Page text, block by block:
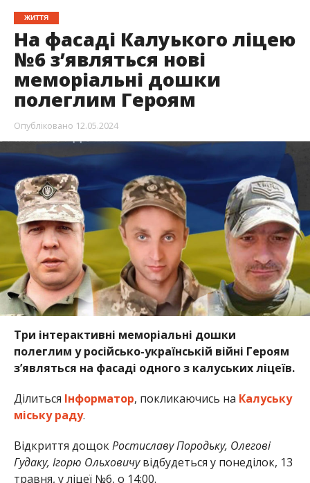
ЖИТТЯ
На фасаді Калуького ліцею
№6 з’являться нові
меморіальні дошки
полеглим Героям
Опубліковано 12.05.2024
Три інтерактивні меморіальні дошки
полеглим у російсько-українській війні Героям
з’являться на фасаді одного з калуських ліцеїв.
Ділиться Інформатор, покликаючись на Калуську
міську раду.
Відкриття дощокРостиславу Породьку, Олегові
Гудаку, Ігорю Ольховичувідбудеться у понеділок, 13
травня, у ліцеї №6, о 14:00.